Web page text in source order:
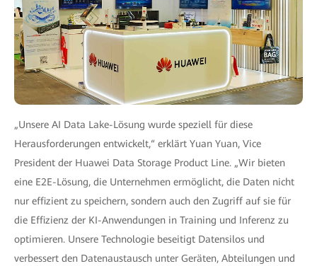
„Unsere AI Data Lake-Lösung wurde speziell für diese
Herausforderungen entwickelt,“ erklärt Yuan Yuan, Vice
President der Huawei Data Storage Product Line. „Wir bieten
eine E2E-Lösung, die Unternehmen ermöglicht, die Daten nicht
nur effizient zu speichern, sondern auch den Zugriff auf sie für
die Effizienz der KI-Anwendungen in Training und Inferenz zu
optimieren. Unsere Technologie beseitigt Datensilos und
verbessert den Datenaustausch unter Geräten, Abteilungen und